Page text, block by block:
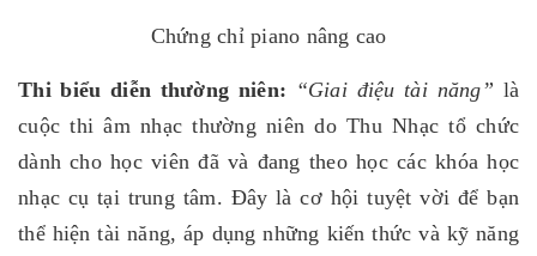
Chứng chỉ piano nâng cao
Thi biểu diễn thường niên: “Giai điệu tài năng” là
cuộc thi âm nhạc thường niên do Thu Nhạc tổ chức
dành cho học viên đã và đang theo học các khóa học
nhạc cụ tại trung tâm. Đây là cơ hội tuyệt vời để bạn
thể hiện tài năng, áp dụng những kiến thức và kỹ năng